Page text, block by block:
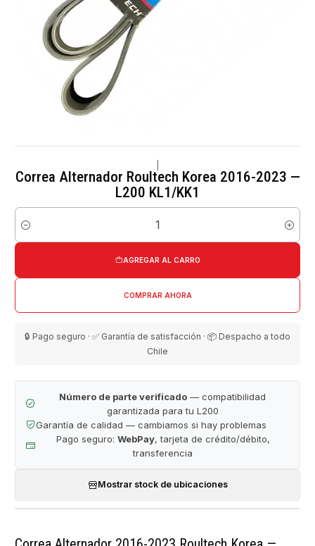
Correa Alternador Roultech Korea 2016-2023 —
L200 KL1/KK1
Cantidad
AGREGAR AL CARRO
COMPRAR AHORA
🔒 Pago seguro · ✅ Garantía de satisfacción · 📦 Despacho a todo
Chile
Número de parte verificado — compatibilidad
garantizada para tu L200
Garantía de calidad — cambiamos si hay problemas
Pago seguro: WebPay, tarjeta de crédito/débito,
transferencia
Mostrar stock de ubicaciones